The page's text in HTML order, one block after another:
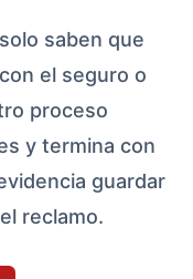
saben que
el seguro o
proceso
y termina con
guardar
reclamo.